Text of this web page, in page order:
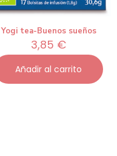
Yogi tea-Buenos sueños
3,85 €
Añadir al carrito